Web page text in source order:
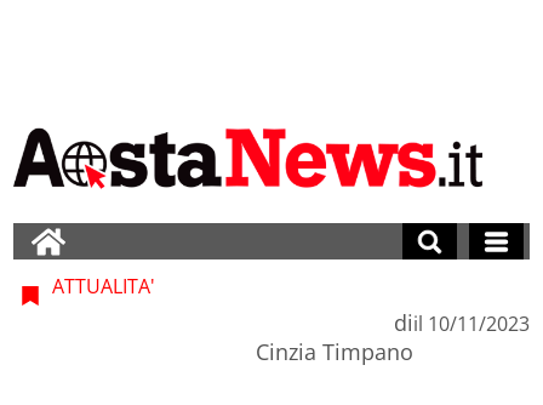
ATTUALITA'
di
Cinzia Timpano
il 10/11/2023